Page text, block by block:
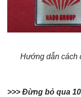
Hướng dẫn cách
>>> Đừng bỏ qua